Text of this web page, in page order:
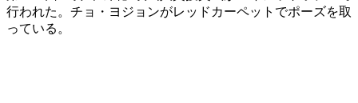
行われた。チョ・ヨジョンがレッドカーペットでポーズを取
っている。